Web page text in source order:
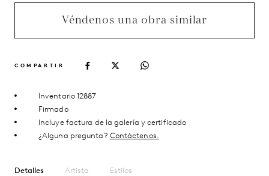
Véndenos una obra similar
COMPARTIR
Inventario 12887
Firmado
Incluye factura de la galería y certificado
¿Alguna pregunta? Contáctenos.
Detalles Artista Estilos